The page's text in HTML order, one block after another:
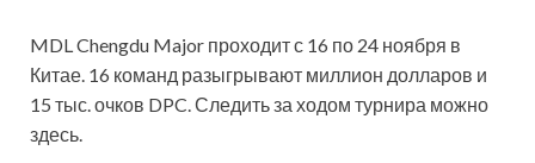
MDL Chengdu Major проходит с 16 по 24 ноября в
Китае. 16 команд разыгрывают миллион долларов и
15 тыс. очков DPC. Следить за ходом турнира можно
здесь.